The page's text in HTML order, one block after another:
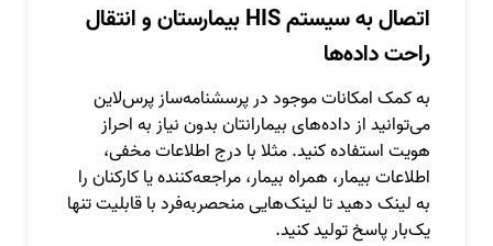
اتصال به سیستم HIS بیمارستان و انتقال
راحت داده‌ها
به کمک امکانات موجود در پرسشنامه‌ساز پرس‌لاین
می‌توانید از داده‌های بیمارانتان بدون نیاز به احراز
هویت استفاده کنید. مثلا با درج اطلاعات مخفی،
اطلاعات بیمار، همراه بیمار، مراجعه‌کننده یا کارکنان را
به لینک دهید تا لینک‌هایی منحصر‌به‌فرد با قابلیت تنها
یک‌بار پاسخ تولید کنید.